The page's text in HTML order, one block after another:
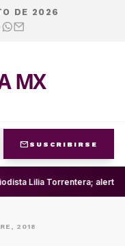
DE 2026
MX
mail SUSCRIBIRSE
Lilia Torrentera;
2018